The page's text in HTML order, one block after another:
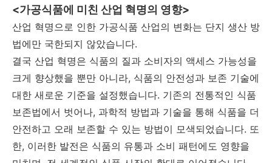
<가공식품에 미친 산업 혁명의 영향>
산업 혁명으로 인한 가공식품 산업의 변화는 단지 생산 방
법에만 국한되지 않았습니다.
결국 산업 혁명은 식품의 질과 소비자의 액세스 가능성을
크게 향상했을 뿐만 아니라, 식품의 안전성과 보존 기술에
대한 새로운 기준을 설정했습니다. 기존의 전통적인 식품
보존법에서 벗어나, 과학적 방법과 기술을 통해 식품을 더
안전하고 오래 보존할 수 있는 방법이 모색되었습니다. 또
한, 이러한 발전은 식품의 유통과 소비 패턴에도 영향을